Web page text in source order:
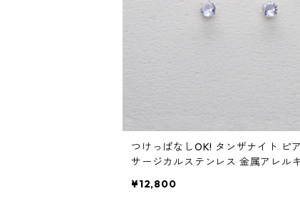
つけっぱなしOK! タンザナイト ピ
サージカルステンレス 金属アレル
¥12,800